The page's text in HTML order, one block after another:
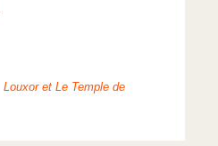
Louxor et Le Temple de